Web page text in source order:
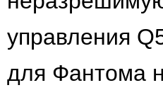
управления
для Фантома